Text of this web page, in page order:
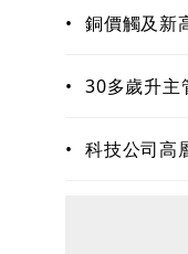
賺錢的關鍵
• 銅價觸及新
• 30多歲升主
• 科技公司高